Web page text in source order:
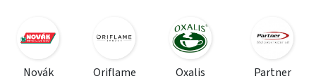
Novák
Oriflame
Oxalis
Partner